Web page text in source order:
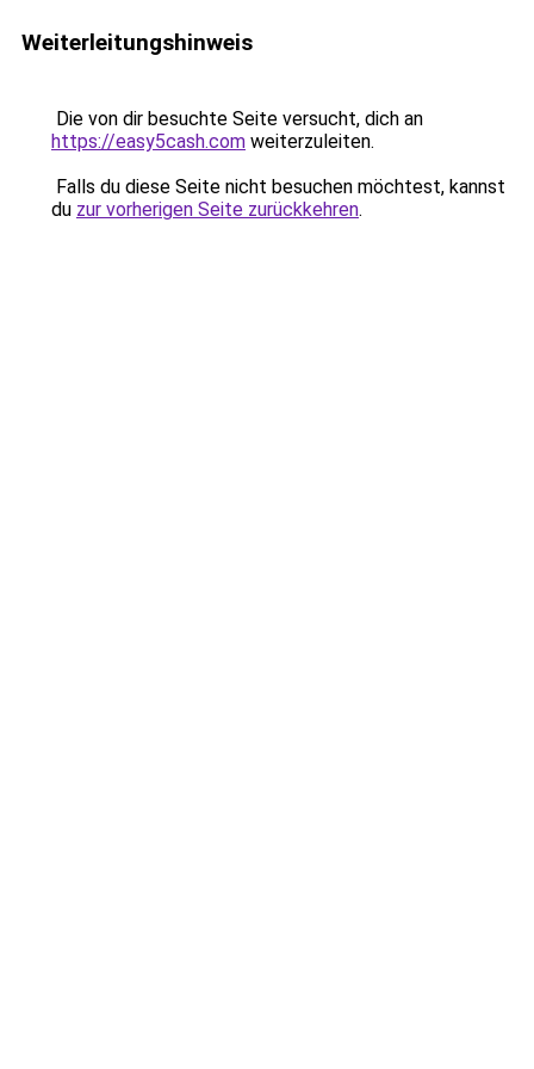
Weiterleitungshinweis
Die von dir besuchte Seite versucht, dich an
https://easy5cash.com weiterzuleiten.
Falls du diese Seite nicht besuchen möchtest, kannst
du zur vorherigen Seite zurückkehren.